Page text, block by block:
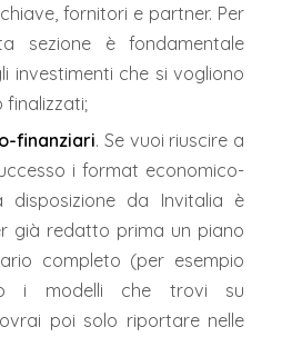
fornitori e partner. Per
sezione è fondamentale
investimenti che si vogliono
finanziari. Se vuoi riuscire a
i format economico-
disposizione da Invitalia è
già redatto prima un piano
completo (per esempio
i modelli che trovi su
poi solo riportare nelle